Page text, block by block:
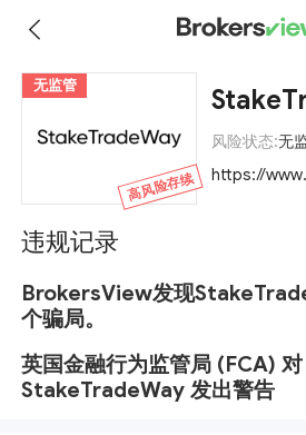
无监管
高风险存续
风险状态:无
https://
违规记录
BrokersView发现
个骗局。
英国金融行为监管局 (FCA) 对
StakeTradeWay 发出警告